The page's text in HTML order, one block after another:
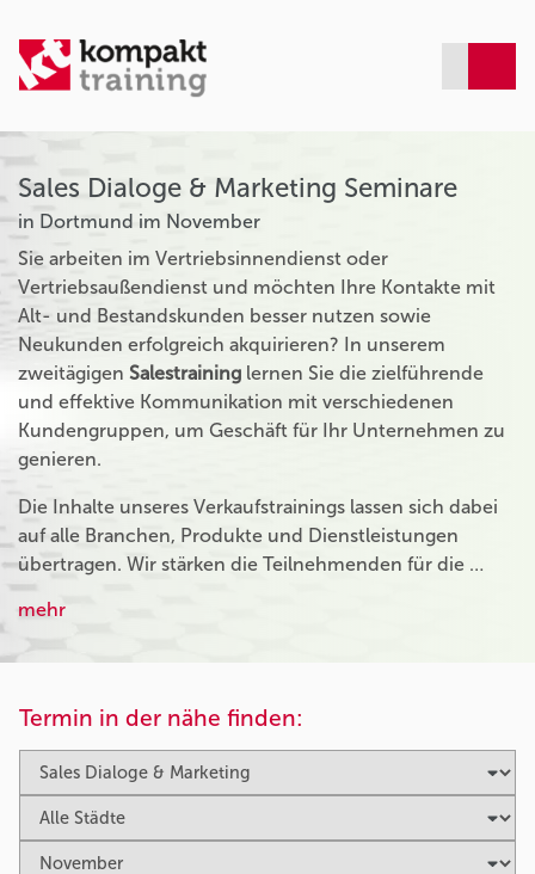
Sales Dialoge & Marketing Seminare
in Dortmund im November
Sie arbeiten im Vertriebsinnendienst oder
Vertriebsaußendienst und möchten Ihre Kontakte mit
Alt- und Bestandskunden besser nutzen sowie
Neukunden erfolgreich akquirieren? In unserem
zweitägigen Salestraining lernen Sie die zielführende
und effektive Kommunikation mit verschiedenen
Kundengruppen, um Geschäft für Ihr Unternehmen zu
genieren.
Die Inhalte unseres Verkaufstrainings lassen sich dabei
auf alle Branchen, Produkte und Dienstleistungen
übertragen. Wir stärken die Teilnehmenden für die …
mehr
Termin in der nähe finden: